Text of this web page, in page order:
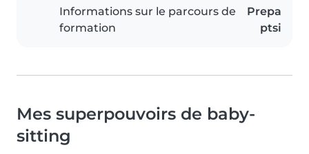
Informations sur le parcours de
formation
Prepa
ptsi
Mes superpouvoirs de baby-
sitting